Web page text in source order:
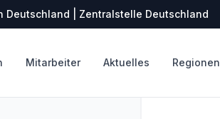
Deutschland | Zentralstelle Deutschland
Mitarbeiter Aktuelles Regionen